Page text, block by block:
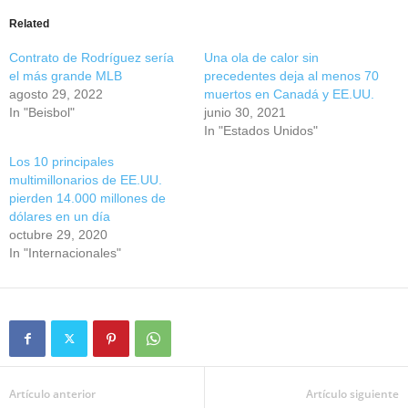
Related
Contrato de Rodríguez sería
el más grande MLB
agosto 29, 2022
In "Beisbol"
Una ola de calor sin
precedentes deja al menos 70
muertos en Canadá y EE.UU.
junio 30, 2021
In "Estados Unidos"
Los 10 principales
multimillonarios de EE.UU.
pierden 14.000 millones de
dólares en un día
octubre 29, 2020
In "Internacionales"
Artículo anterior Artículo siguiente